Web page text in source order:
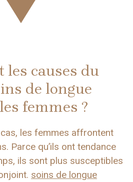
les causes du
de longue
femmes ?
les femmes affrontent
Parce qu’ils ont tendance
ils sont plus susceptibles
soins de longue